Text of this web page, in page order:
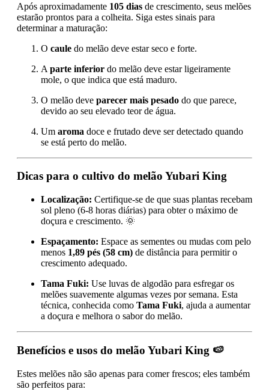
Após aproximadamente 105 dias de crescimento, seus melões
estarão prontos para a colheita. Siga estes sinais para
determinar a maturação:
O caule do melão deve estar seco e forte.
A parte inferior do melão deve estar ligeiramente
mole, o que indica que está maduro.
O melão deve parecer mais pesado do que parece,
devido ao seu elevado teor de água.
Um aroma doce e frutado deve ser detectado quando
se está perto do melão.
Dicas para o cultivo do melão Yubari King
Localização: Certifique-se de que suas plantas recebam
sol pleno (6-8 horas diárias) para obter o máximo de
doçura e crescimento. 🌞
Espaçamento: Espace as sementes ou mudas com pelo
menos 1,89 pés (58 cm) de distância para permitir o
crescimento adequado.
Tama Fuki: Use luvas de algodão para esfregar os
melões suavemente algumas vezes por semana. Esta
técnica, conhecida como Tama Fuki, ajuda a aumentar
a doçura e melhora o sabor do melão.
Benefícios e usos do melão Yubari King 🍉
Estes melões não são apenas para comer frescos; eles também
são perfeitos para: